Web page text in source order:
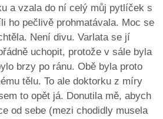
a vzala do ní celý můj pytlíček s
ho pečlivě prohmatávala. Moc se
Není divu. Varlata se jí
uchopit, protože v sále byla
brzy po ránu. Obě byla proto
tělu. To ale doktorku z míry
to opět já. Donutila mě, abych
od sebe (mezi chodidly musela